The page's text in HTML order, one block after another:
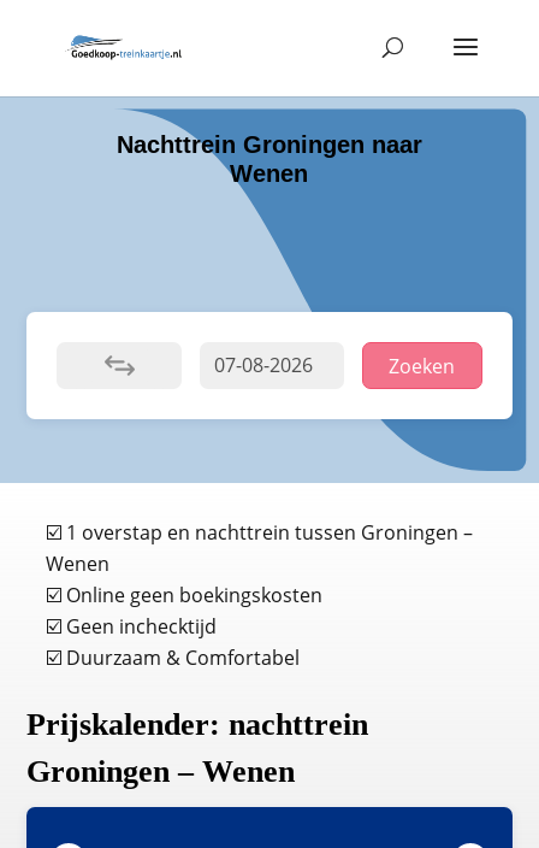
Nachttrein Groningen naar
Wenen
Zoeken
☑️ 1 overstap en nachttrein tussen Groningen –
Wenen
☑️ Online geen boekingskosten
☑️ Geen inchecktijd
☑️ Duurzaam & Comfortabel
Prijskalender: nachttrein
Groningen – Wenen